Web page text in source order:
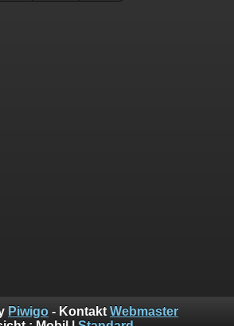
Piwigo - Kontakt Webmaster